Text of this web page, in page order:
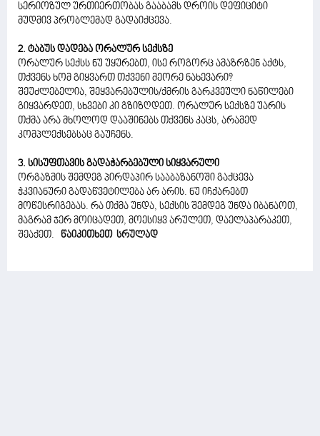
სერიოზულ ურთიერთობას გააბამს დროის დეფიციტი
მუდმივ პრობლემად გადაიქცევა.
2. ტაბუს დადება ორალურ სექსზე
ორალურ სექსს ნუ უყურებთ, ისე როგორც ამაზრზენ აქტს,
თქვენს ხომ გიყვართ თქვენი მეორე ნახევარი?
შეუძლებელია, შეყვარებულის/ქმრის გარკვეული ნაწილები
გიყვარდეთ, სხვები კი გზიზღდეთ. ორალურ სექსზე უარის
თქმა არა მხოლოდ დააშინებს თქვენს კაცს, არამედ
კომპლექსებსაც გაუჩენს.
3. სისუფთავის გადაჭარბებული სიყვარული
ორგაზმის შემდეგ პირდაპირ სააბაზანოში გაქცევა
ჭკვიანური გადაწვეტილება არ არის. ნუ იჩქარებთ
მოწესრიგებას. რა თქმა უნდა, სექსის შემდეგ უნდა იბანაოთ,
მაგრამ ჯერ მოიცადეთ, მოესიყვ არულეთ, დაელაპარაკეთ,
შეაქეთ. წაიკითხეთ სრულად